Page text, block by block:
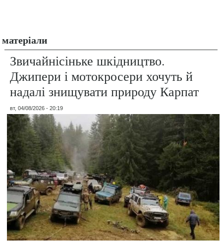
матеріали
Звичайнісіньке шкідництво.
Джипери і мотокросери хочуть й
надалі знищувати природу Карпат
вт, 04/08/2026 - 20:19